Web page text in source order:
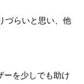
づらいと思い、他
ーを少しでも助け